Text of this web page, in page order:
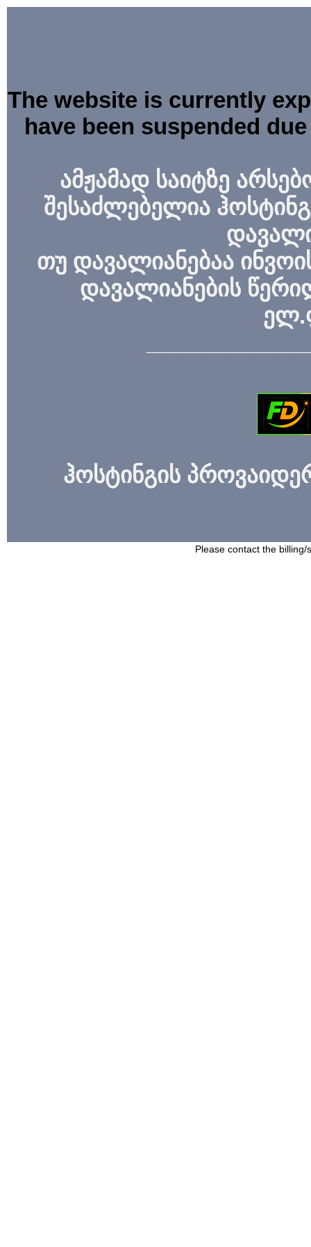
The website is currently
have been suspended
ამჟამად საიტზე
შესაძლებელია
თუ დავალიანებაა
დავალიანების
ჰოსტინგის
Please contact the